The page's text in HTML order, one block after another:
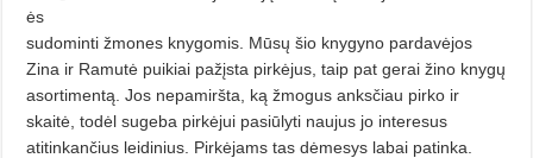
ės
sudominti žmones knygomis. Mūsų šio knygyno pardavėjos
Zina ir Ramutė puikiai pažįsta pirkėjus, taip pat gerai žino knygų
asortimentą. Jos nepamiršta, ką žmogus anksčiau pirko ir
skaitė, todėl sugeba pirkėjui pasiūlyti naujus jo interesus
atitinkančius leidinius. Pirkėjams tas dėmesys labai patinka.